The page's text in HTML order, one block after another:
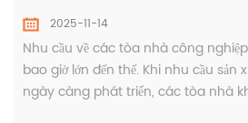
2025-11-14
Nhu cầu về các tòa nhà công
bao giờ lớn đến thế. Khi nhu cầu sản
ngày càng phát triển, các tòa nhà